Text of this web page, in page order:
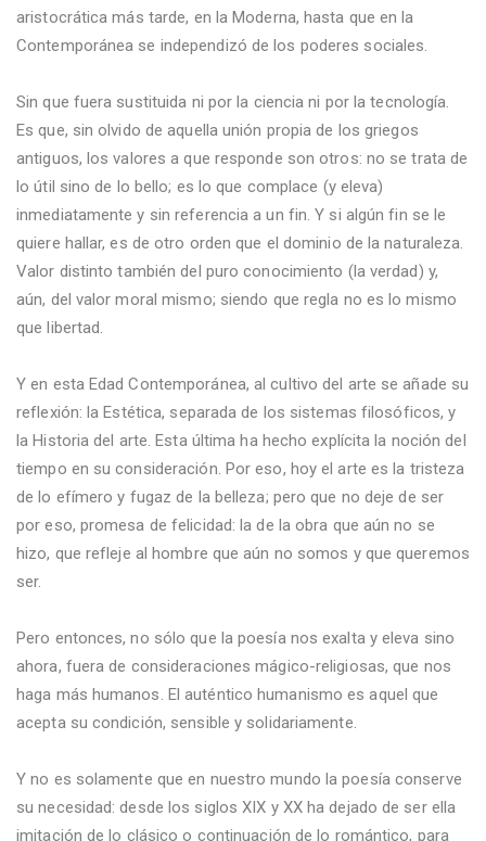
aristocrática más tarde, en la Moderna, hasta que en la
Contemporánea se independizó de los poderes sociales.
Sin que fuera sustituida ni por la ciencia ni por la tecnología.
Es que, sin olvido de aquella unión propia de los griegos
antiguos, los valores a que responde son otros: no se trata de
lo útil sino de lo bello; es lo que complace (y eleva)
inmediatamente y sin referencia a un fin. Y si algún fin se le
quiere hallar, es de otro orden que el dominio de la naturaleza.
Valor distinto también del puro conocimiento (la verdad) y,
aún, del valor moral mismo; siendo que regla no es lo mismo
que libertad.
Y en esta Edad Contemporánea, al cultivo del arte se añade su
reflexión: la Estética, separada de los sistemas filosóficos, y
la Historia del arte. Esta última ha hecho explícita la noción del
tiempo en su consideración. Por eso, hoy el arte es la tristeza
de lo efímero y fugaz de la belleza; pero que no deje de ser
por eso, promesa de felicidad: la de la obra que aún no se
hizo, que refleje al hombre que aún no somos y que queremos
ser.
Pero entonces, no sólo que la poesía nos exalta y eleva sino
ahora, fuera de consideraciones mágico-religiosas, que nos
haga más humanos. El auténtico humanismo es aquel que
acepta su condición, sensible y solidariamente.
Y no es solamente que en nuestro mundo la poesía conserve
su necesidad: desde los siglos XIX y XX ha dejado de ser ella
imitación de lo clásico o continuación de lo romántico, para